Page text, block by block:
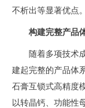
不析出等显著优点。
构建完整产品
随着多项技术
建起完整的产品体
石膏互锁式高精度
以转晶钙、功能性